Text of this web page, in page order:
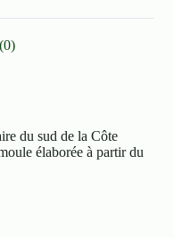
du sud de la Côte
élaborée à partir du